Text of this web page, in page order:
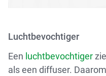
Luchtbevochtiger
Een luchtbevochtiger
als een diffuser.